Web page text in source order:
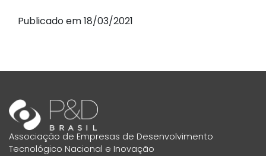
Publicado em 18/03/2021
Associação de Empresas de Desenvolvimento
Tecnológico Nacional e Inovação